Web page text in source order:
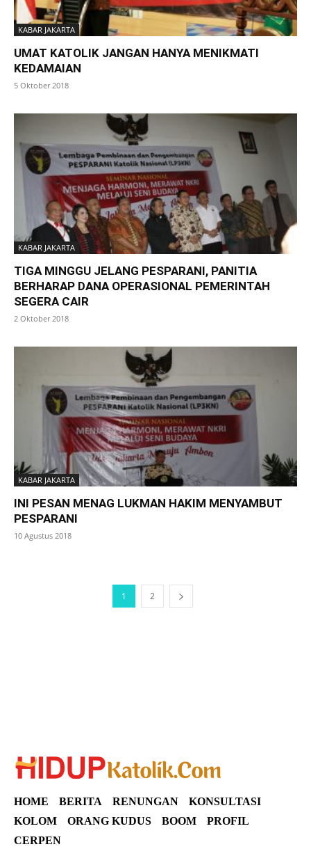
KABAR JAKARTA
UMAT KATOLIK JANGAN HANYA MENIKMATI
KEDAMAIAN
5 Oktober 2018
KABAR JAKARTA
TIGA MINGGU JELANG PESPARANI, PANITIA
BERHARAP DANA OPERASIONAL PEMERINTAH
SEGERA CAIR
2 Oktober 2018
KABAR JAKARTA
INI PESAN MENAG LUKMAN HAKIM MENYAMBUT
PESPARANI
10 Agustus 2018
1 2
HOME BERITA RENUNGAN
KONSULTASI
KOLOM
ORANG KUDUS BOOM
PROFIL
CERPEN